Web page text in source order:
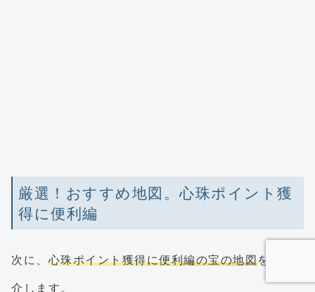
厳選！おすすめ地図。心珠ポイント獲
得に便利編
次に、 心珠ポイント獲得に便利編の宝の地図をご紹
介します。